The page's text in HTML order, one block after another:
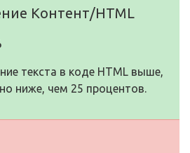
Контент/HTML
текста в коде HTML выше,
ниже, чем 25 процентов.